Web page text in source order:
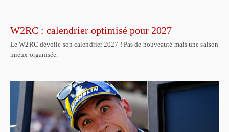
W2RC : calendrier optimisé pour 2027
Le W2RC dévoile son calendrier 2027 ! Pas de nouveauté mais une saison
mieux organisée.